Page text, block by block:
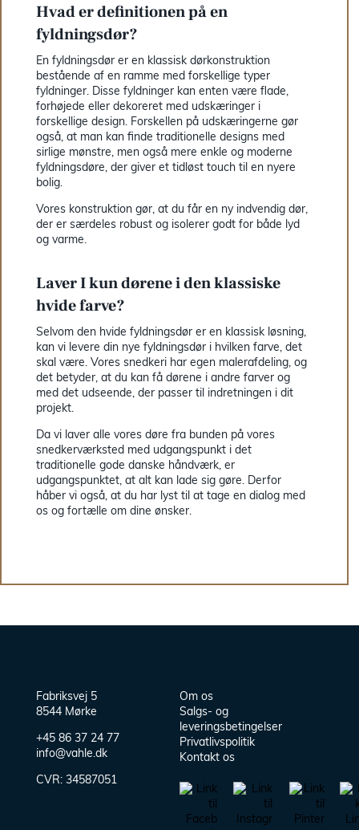
Hvad er definitionen på en
fyldningsdør?
En fyldningsdør er en klassisk dørkonstruktion
bestående af en ramme med forskellige typer
fyldninger. Disse fyldninger kan enten være flade,
forhøjede eller dekoreret med udskæringer i
forskellige design. Forskellen på udskæringerne gør
også, at man kan finde traditionelle designs med
sirlige mønstre, men også mere enkle og moderne
fyldningsdøre, der giver et tidløst touch til en nyere
bolig.
Vores konstruktion gør, at du får en ny indvendig dør,
der er særdeles robust og isolerer godt for både lyd
og varme.
Laver I kun dørene i den klassiske
hvide farve?
Selvom den hvide fyldningsdør er en klassisk løsning,
kan vi levere din nye fyldningsdør i hvilken farve, det
skal være. Vores snedkeri har egen malerafdeling, og
det betyder, at du kan få dørene i andre farver og
med det udseende, der passer til indretningen i dit
projekt.
Da vi laver alle vores døre fra bunden på vores
snedkerværksted med udgangspunkt i det
traditionelle gode danske håndværk, er
udgangspunktet, at alt kan lade sig gøre. Derfor
håber vi også, at du har lyst til at tage en dialog med
os og fortælle om dine ønsker.
Fabriksvej 5
8544 Mørke
+45 86 37 24 77
info@vahle.dk
CVR: 34587051
Om os
Salgs- og
leveringsbetingelser
Privatlivspolitik
Kontakt os